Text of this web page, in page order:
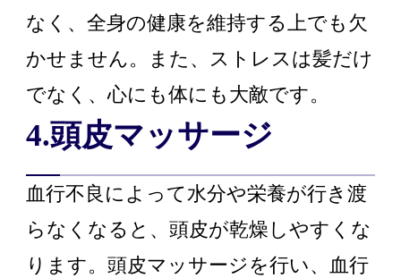
なく、全身の健康を維持する上でも欠
かせません。また、ストレスは髪だけ
でなく、心にも体にも大敵です。
4.頭皮マッサージ
血行不良によって水分や栄養が行き渡
らなくなると、頭皮が乾燥しやすくな
ります。頭皮マッサージを行い、血行